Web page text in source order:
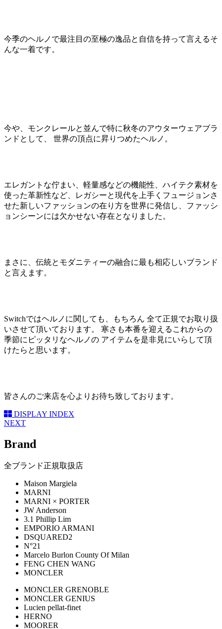
今季のヘルノで最注目の至極の逸品と自信を持って言えるそ
んな一着です。
今や、モンクレールと並んで特に秋冬のアウターウェアブラ
ンドとして、 世界の頂点に昇りつめたヘルノ。
エレガントな佇まい、軽量感などの機能性、ハイテク素材を
使った革新性など、レガシーと現代を上手くフュージョンさ
せた新しいファッションの在り方を世界に発信し、ファッシ
ョンシーンには欠かせない存在となりました。
まさに、伝統とモダニティーの融合に最も相応しいブランド
と言えます。
Switchではヘルノに関しても、もちろん 全て正規でお取り扱
いさせて頂いております。 寒さも本番を迎えるこれからの
季節にピッタリなヘルノの アイテムを是非見にいらして頂
けたらと思います。
皆さんのご来店を心よりお待ち致しております。
DISPLAY INDEX
NEXT
Brand
全ブランド正規取扱店
Maison Margiela
MARNI
MARNI × PORTER
JW Anderson
3.1 Phillip Lim
EMPORIO ARMANI
DSQUARED2
N°21
Marcelo Burlon County Of Milan
FENG CHEN WANG
MONCLER
MONCLER GRENOBLE
MONCLER GENIUS
Lucien pellat-finet
HERNO
MOORER